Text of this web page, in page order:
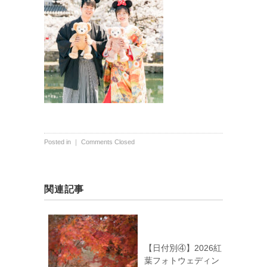
Posted in ｜ Comments Closed
関連記事
【日付別④】2026紅
葉フォトウェディン